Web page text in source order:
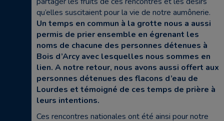
qu’elles suscitaient pour la vie de notre aumônerie.
Un temps en commun à la grotte nous a aussi
permis de prier ensemble en égrenant les
noms de chacune des personnes détenues à
Bois d’Arcy avec lesquelles nous sommes en
lien. A notre retour, nous avons aussi offert aux
personnes détenues des flacons d’eau de
Lourdes et témoigné de ces temps de prière à
leurs intentions.
Ces rencontres nationales ont été ainsi pour notre